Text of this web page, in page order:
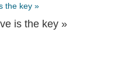
is the key »